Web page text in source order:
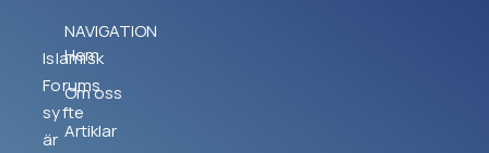
Islamisk
Forums
syfte
är
NAVIGATION
Hem
Om oss
Artiklar